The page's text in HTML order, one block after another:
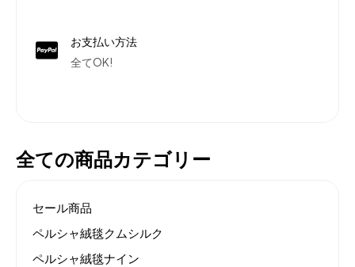
お支払い方法
全てOK!
全ての商品カテゴリー
セール商品
ペルシャ絨毯クムシルク
ペルシャ絨毯ナイン